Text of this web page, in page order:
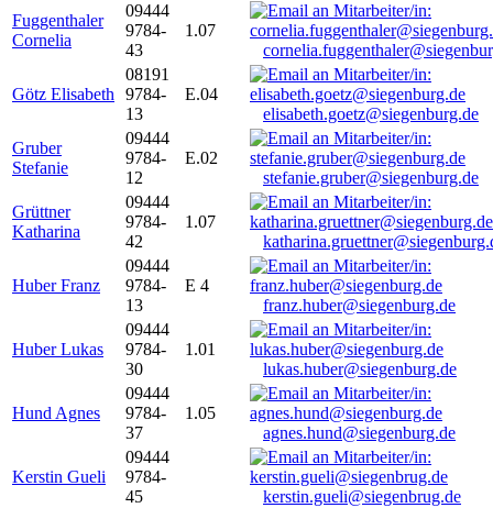
Fuggenthaler
Cornelia
09444
9784-
43
1.07
Götz Elisabeth
08191
9784-
13
E.04
elisabeth.goetz@siegenburg.de
Gruber
Stefanie
09444
9784-
12
E.02
stefanie.gruber@siegenburg.de
Grüttner
Katharina
09444
9784-
42
1.07
Huber Franz
09444
9784-
13
E 4
franz.huber@siegenburg.de
Huber Lukas
09444
9784-
30
1.01
lukas.huber@siegenburg.de
Hund Agnes
09444
9784-
37
1.05
agnes.hund@siegenburg.de
Kerstin Gueli
09444
9784-
45
kerstin.gueli@siegenbrug.de